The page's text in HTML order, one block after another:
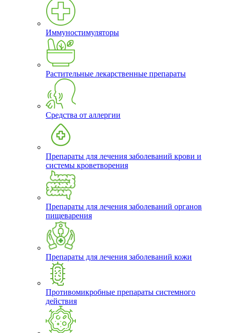
Иммуностимуляторы
Растительные лекарственные препараты
Средства от аллергии
Препараты для лечения заболеваний крови и
системы кроветворения
Препараты для лечения заболеваний органов
пищеварения
Препараты для лечения заболеваний кожи
Противомикробные препараты системного
действия